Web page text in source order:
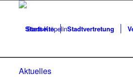
Startseite Stadtvertretung
Aktuelles